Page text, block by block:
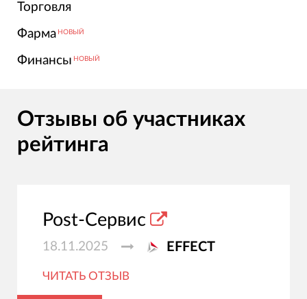
Торговля
Фарма НОВЫЙ
Финансы НОВЫЙ
Отзывы об участниках
рейтинга
Post-Сервис
18.11.2025 EFFECT
ЧИТАТЬ ОТЗЫВ